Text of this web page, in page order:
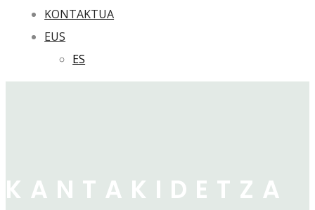
KONTAKTUA
EUS
ES
KANTAKIDETZA